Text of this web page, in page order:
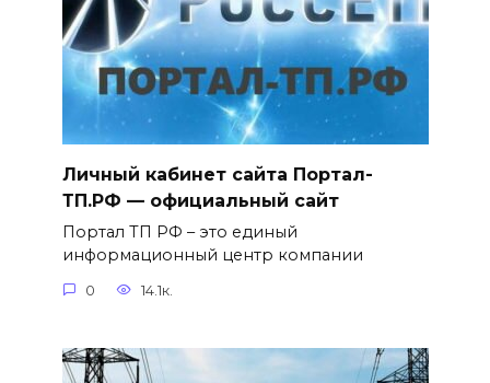
Личный кабинет сайта Портал-
ТП.РФ — официальный сайт
Портал ТП РФ – это единый
информационный центр компании
0 14.1к.